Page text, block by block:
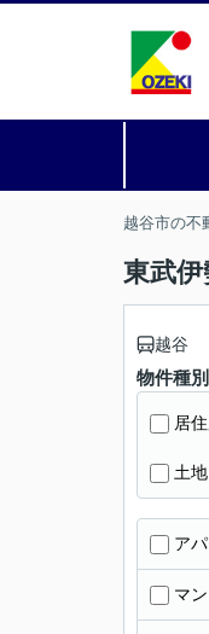
越谷市の不
東武
越谷
物件種別
居
土地
ア
マ